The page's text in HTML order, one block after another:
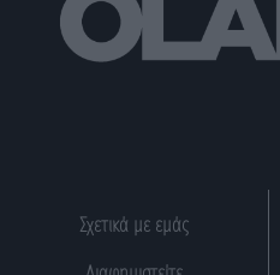
Σχετικά με εμάς